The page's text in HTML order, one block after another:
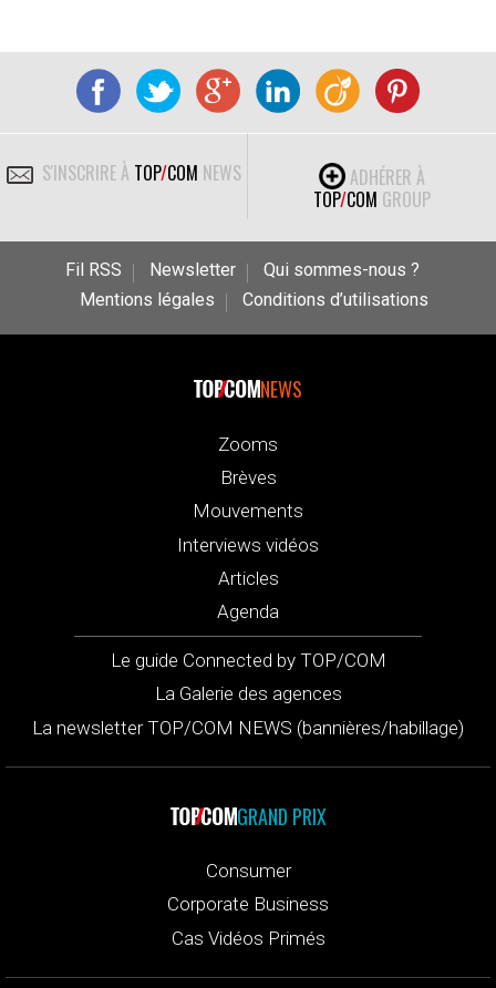
S'INSCRIRE À TOP/COM NEWS
ADHÉRER À
TOP/COM GROUP
Fil RSS Newsletter
Qui sommes-nous ?
Mentions légales
Conditions d’utilisations
NEWS
Zooms
Brèves
Mouvements
Interviews vidéos
Articles
Agenda
Le guide Connected by TOP/COM
La Galerie des agences
La newsletter TOP/COM NEWS (bannières/habillage)
GRAND PRIX
Consumer
Corporate Business
Cas Vidéos Primés